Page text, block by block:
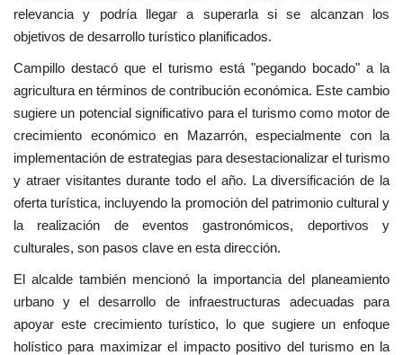
relevancia y podría llegar a superarla si se alcanzan los
objetivos de desarrollo turístico planificados.
Campillo destacó que el turismo está "pegando bocado" a la
agricultura en términos de contribución económica. Este cambio
sugiere un potencial significativo para el turismo como motor de
crecimiento económico en Mazarrón, especialmente con la
implementación de estrategias para desestacionalizar el turismo
y atraer visitantes durante todo el año. La diversificación de la
oferta turística, incluyendo la promoción del patrimonio cultural y
la realización de eventos gastronómicos, deportivos y
culturales, son pasos clave en esta dirección.
El alcalde también mencionó la importancia del planeamiento
urbano y el desarrollo de infraestructuras adecuadas para
apoyar este crecimiento turístico, lo que sugiere un enfoque
holístico para maximizar el impacto positivo del turismo en la